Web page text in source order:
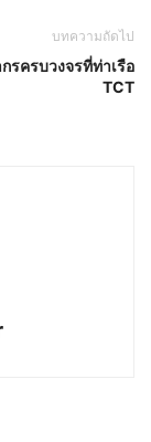
บทความถัดไป
รครบวงจรที่ท่าเรือ
TCT